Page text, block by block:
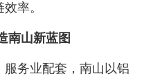
率。
南山新蓝图
务业配套，南山以铝